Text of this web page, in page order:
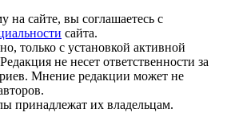
сайте, вы соглашаетесь с
сайта.
только с установкой активной
не несет ответственности за
Мнение редакции может не
принадлежат их владельцам.